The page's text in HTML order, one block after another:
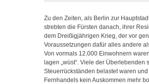
Zu den Zeiten, als Berlin zur
strebten die Fürsten danach, ihrer
dem Dreißigjährigen Krieg, der vor
Voraussetzungen dafür alles andere
Von vormals 12.000 Einwohnern
lagen „wüst“. Viele der
Steuerrückständen belastet waren
Fernhandels kein Auskommen mehr